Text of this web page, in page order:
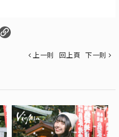
上一則 回上頁 下一則